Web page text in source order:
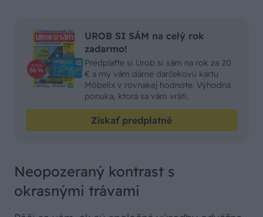
UROB SI SÁM na celý rok
zadarmo!
Predplaťte si Urob si sám na rok za 20
€ a my vám dáme darčekovú kartu
Möbelix v rovnakej hodnote. Výhodná
ponuka, ktorá sa vám vráti.
Získať predplatné
Neopozeraný kontrast s
okrasnými trávami